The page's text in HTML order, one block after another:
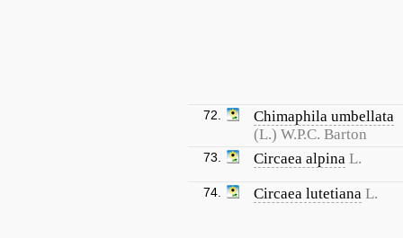
72.
Chimaphila umbellata
(L.) W.P.C. Barton
73. Circaea alpina L.
74. Circaea lutetiana L.